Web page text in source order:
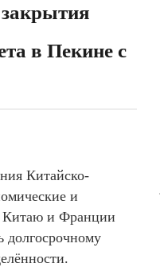
в Пекине с
Китайско-
и
Китаю и Франции
долгосрочному